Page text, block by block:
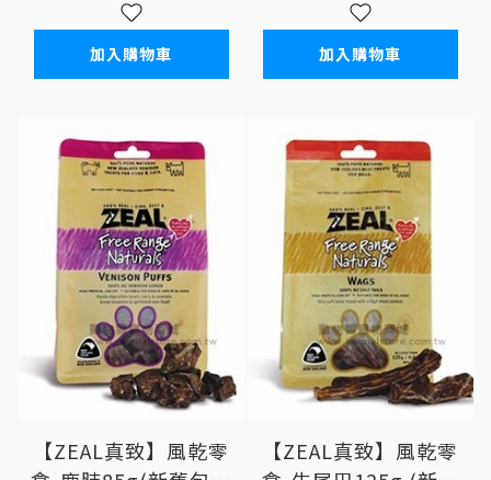
加入購物車 加入購物車
【ZEAL真致】風乾零
【ZEAL真致】風乾零